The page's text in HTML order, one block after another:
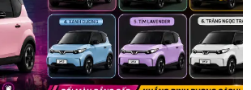
Màu? Bảng Màu Xe VF2 Mới Nhất 2026